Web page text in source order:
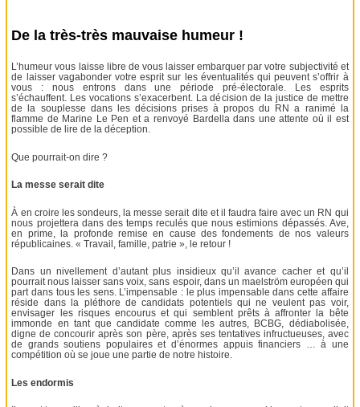
De la très-très mauvaise humeur !
L’humeur vous laisse libre de vous laisser embarquer par votre subjectivité et
de laisser vagabonder votre esprit sur les éventualités qui peuvent s’offrir à
vous : nous entrons dans une période pré-électorale. Les esprits
s’échauffent. Les vocations s’exacerbent. La décision de la justice de mettre
de la souplesse dans les décisions prises à propos du RN a ranimé la
flamme de Marine Le Pen et a renvoyé Bardella dans une attente où il est
possible de lire de la déception.
Que pourrait-on dire ?
La messe serait dite
À en croire les sondeurs, la messe serait dite et il faudra faire avec un RN qui
nous projettera dans des temps reculés que nous estimions dépassés. Ave,
en prime, la profonde remise en cause des fondements de nos valeurs
républicaines. « Travail, famille, patrie », le retour !
Dans un nivellement d’autant plus insidieux qu’il avance cacher et qu’il
pourrait nous laisser sans voix, sans espoir, dans un maelström européen qui
part dans tous les sens. L’impensable : le plus impensable dans cette affaire
réside dans la pléthore de candidats potentiels qui ne veulent pas voir,
envisager les risques encourus et qui semblent prêts à affronter la bête
immonde en tant que candidate comme les autres, BCBG, dédiabolisée,
digne de concourir après son père, après ses tentatives infructueuses, avec
de grands soutiens populaires et d’énormes appuis financiers … à une
compétition où se joue une partie de notre histoire.
Les endormis